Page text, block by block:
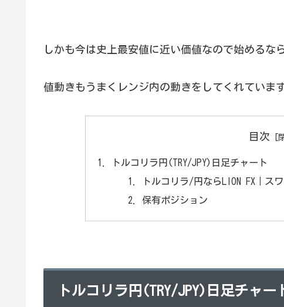
しかも今は史上最安値に近い価値なので始めるな
値動きもうまくレンジ内の動きをしてくれています
目次
トルコリラ円(TRY/JPY)日足チャート
トルコリラ/円ならLION FX｜ス
保有ポジション
トルコリラ円(TRY/JPY)日足チャー